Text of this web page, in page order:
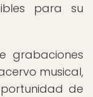
para su
grabaciones
musical,
de